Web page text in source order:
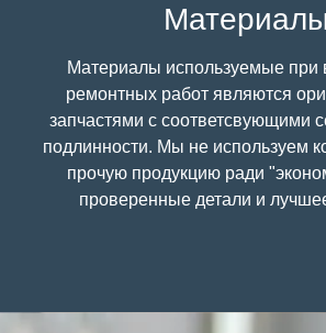
Материалы используемые при
ремонтных работ являются
запчастями с соответсвующими
подлинности. Мы не используем
прочую продукцию ради
проверенные детали и